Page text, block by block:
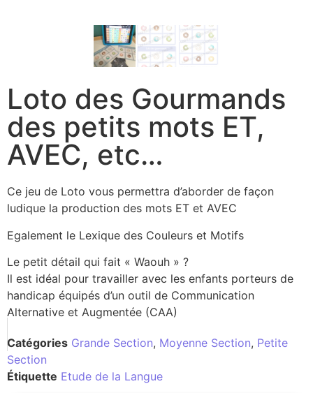
Loto des Gourmands
des petits mots ET,
AVEC, etc…
Ce jeu de Loto vous permettra d’aborder de façon
ludique la production des mots ET et AVEC
Egalement le Lexique des Couleurs et Motifs
Le petit détail qui fait « Waouh » ?
Il est idéal pour travailler avec les enfants porteurs de
handicap équipés d’un outil de Communication
Alternative et Augmentée (CAA)
Catégories Grande Section, Moyenne Section, Petite
Section
Étiquette Etude de la Langue